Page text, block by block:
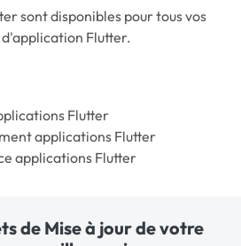
sont disponibles pour tous vos
Flutter.
Flutter
applications Flutter
applications Flutter
de Mise à jour de votre